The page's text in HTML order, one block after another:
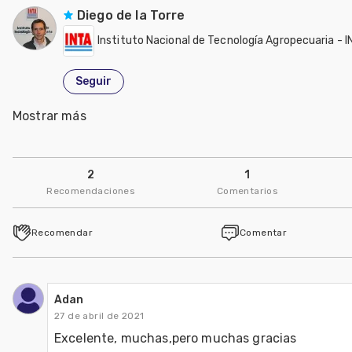
Diego de la Torre
Instituto Nacional de Tecnología Agropecuaria -
Seguir
Bernadette Abadía
Seguir
Instituto Nacional de Tecnología Agropecuaria -
Seguir
Ulises Loizaga
Instituto Nacional de Tecnología Agropecuaria -
Mostrar más
2
Recomendaciones
1
Comentarios
Recomendar Comentar
Adan
27 de abril de 2021
Excelente, muchas,pero muchas gracias